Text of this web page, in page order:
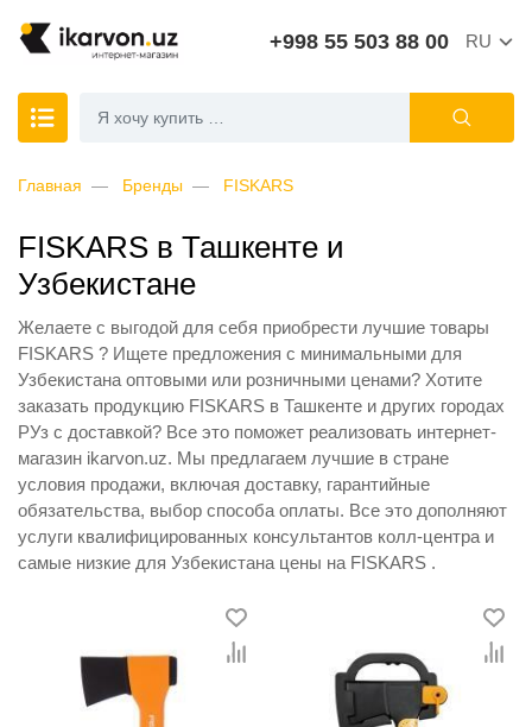
+998 55 503 88 00 RU
Главная Бренды FISKARS
FISKARS в Ташкенте и
Узбекистане
Желаете с выгодой для себя приобрести лучшие товары
FISKARS ? Ищете предложения с минимальными для
Узбекистана оптовыми или розничными ценами? Хотите
заказать продукцию FISKARS в Ташкенте и других городах
РУз с доставкой? Все это поможет реализовать интернет-
магазин ikarvon.uz. Мы предлагаем лучшие в стране
условия продажи, включая доставку, гарантийные
обязательства, выбор способа оплаты. Все это дополняют
услуги квалифицированных консультантов колл-центра и
самые низкие для Узбекистана цены на FISKARS .